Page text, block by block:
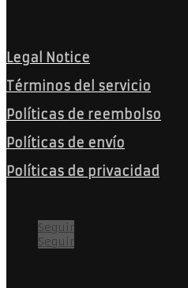
Legal Notice
Términos del servicio
Políticas de reembolso
Políticas de envío
Políticas de privacidad
Seguir
Seguir